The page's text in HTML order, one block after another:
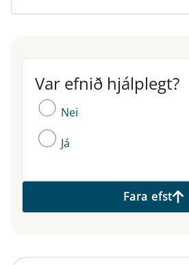
Var efnið hjálplegt?
Var efnið hjálplegt?
Nei
Já
Fara efst